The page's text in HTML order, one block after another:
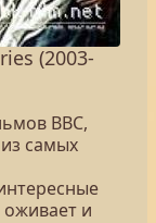
(2003-
BBC,
самых
оживает и